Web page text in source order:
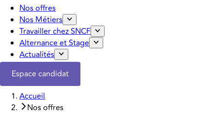
Nos offres
Nos Métiers
Travailler chez SNCF
Alternance et Stage
Actualités
Espace candidat
Accueil
Nos offres